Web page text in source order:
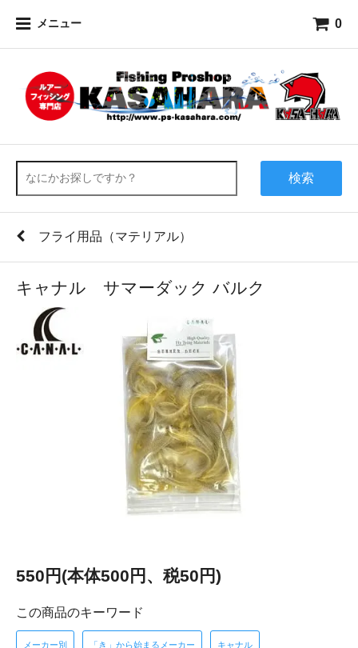
メニュー 0
検索
フライ用品（マテリアル）
キャナル サマーダック バルク
550円(本体500円、税50円)
この商品のキーワード
メーカー別 「き」から始まるメーカー キャナル